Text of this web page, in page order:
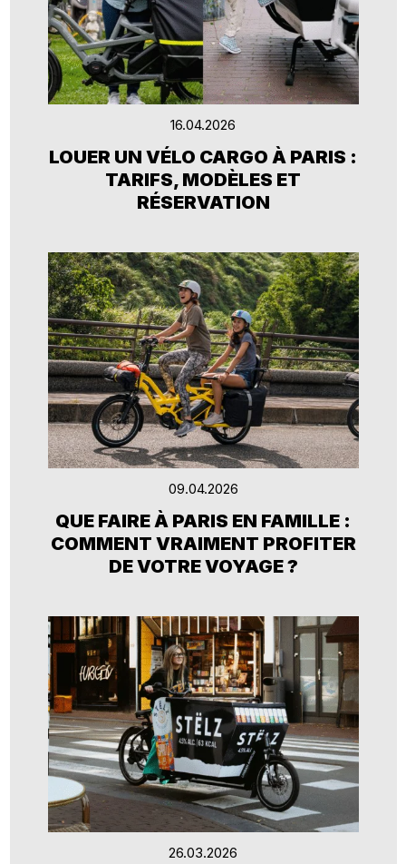
16.04.2026
LOUER UN VÉLO CARGO À PARIS :
TARIFS, MODÈLES ET
RÉSERVATION
09.04.2026
QUE FAIRE À PARIS EN FAMILLE :
COMMENT VRAIMENT PROFITER
DE VOTRE VOYAGE ?
26.03.2026